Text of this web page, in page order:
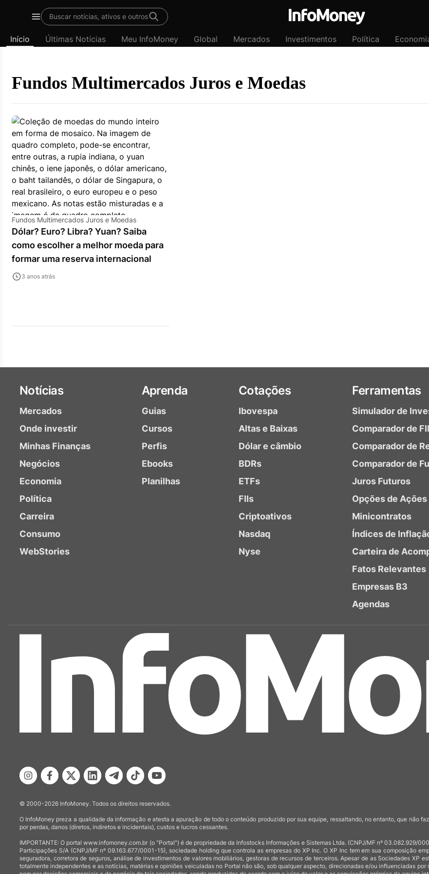
Últimas
InfoMoney
Menu
Buscar notícias, ativos e outros
Início Últimas Notícias Meu InfoMoney Global Mercados Investimentos Política
Fundos Multimercados Juros e Moedas
Fundos Multimercados Juros e Moedas
Dólar? Euro? Libra? Yuan? Saiba
como escolher a melhor moeda para
formar uma reserva internacional
3 anos atrás
Notícias
Mercados
Onde investir
Minhas Finanças
Negócios
Economia
Política
Carreira
Consumo
WebStories
Aprenda
Guias
Cursos
Perfis
Ebooks
Planilhas
Cotações
Ibovespa
Altas e Baixas
Dólar e câmbio
BDRs
ETFs
FIIs
Criptoativos
Nasdaq
Nyse
Ferramentas
Simulador de
Comparador de
Comparador de
Comparador de
Juros Futuros
Opções de Ações
Minicontratos
Índices de
Carteira de
Fatos Relevantes
Empresas B3
Agendas
© 2000-2026 InfoMoney. Todos os direitos reservados.
O InfoMoney preza a qualidade da informação e atesta a apuração de todo o conteúdo produzido por sua equipe, ressaltando, no entanto, que não
por perdas, danos (diretos, indiretos e incidentais), custos e lucros cessantes.
IMPORTANTE: O portal www.infomoney.com.br (o "Portal") é de propriedade da Infostocks Informações e Sistemas Ltda. (CNPJ/MF nº 03.082.929/
Participações S/A (CNPJ/MF nº 09.163.677/0001-15), sociedade holding que controla as empresas do XP Inc. O XP Inc tem em sua composição
seguradora, corretora de seguros, análise de investimentos de valores mobiliários, gestoras de recursos de terceiros. Apesar de as Sociedades XP
totalmente independentes e as notícias, matérias e opiniões veiculadas no Portal não são, sob qualquer aspecto, direcionadas e/ou influenciadas